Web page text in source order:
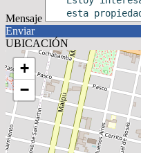
Mensaje
Enviar
UBICACIÓN
+
−